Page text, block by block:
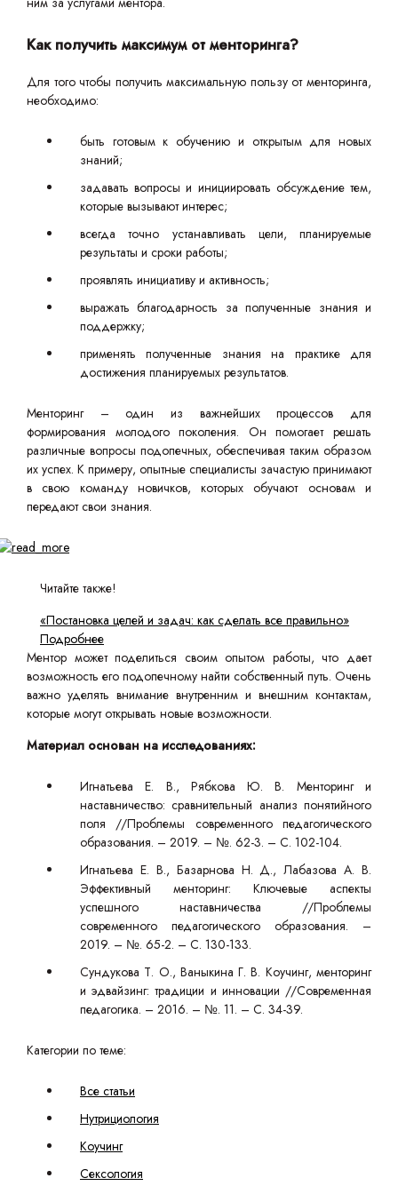
Как получить максимум от менторинга?
Для того чтобы получить максимальную пользу от менторинга,
необходимо:
быть готовым к обучению и открытым для новых
знаний;
задавать вопросы и инициировать обсуждение тем,
которые вызывают интерес;
всегда точно устанавливать цели, планируемые
результаты и сроки работы;
проявлять инициативу и активность;
выражать благодарность за полученные знания и
поддержку;
применять полученные знания на практике для
достижения планируемых результатов.
Менторинг – один из важнейших процессов для
формирования молодого поколения. Он помогает решать
различные вопросы подопечных, обеспечивая таким образом
их успех. К примеру, опытные специалисты зачастую принимают
в свою команду новичков, которых обучают основам и
передают свои знания.
Читайте также!
«Постановка целей и задач: как сделать все правильно»
Подробнее
Ментор может поделиться своим опытом работы, что дает
возможность его подопечному найти собственный путь. Очень
важно уделять внимание внутренним и внешним контактам,
которые могут открывать новые возможности.
Материал основан на исследованиях:
Игнатьева Е. В., Рябкова Ю. В. Менторинг и
наставничество: сравнительный анализ понятийного
поля //Проблемы современного педагогического
образования. – 2019. – №. 62-3. – С. 102-104.
Игнатьева Е. В., Базарнова Н. Д., Лабазова А. В.
Эффективный менторинг: Ключевые аспекты
успешного наставничества //Проблемы
современного педагогического образования. –
2019. – №. 65-2. – С. 130-133.
Сундукова Т. О., Ваныкина Г. В. Коучинг, менторинг
и эдвайзинг: традиции и инновации //Современная
педагогика. – 2016. – №. 11. – С. 34-39.
Категории по теме:
Все статьи
Нутрициология
Коучинг
Сексология